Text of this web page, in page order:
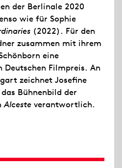
der Berlinale 2020
wie für Sophie
(2022). Für den
zusammen mit ihrem
eine
Filmpreis. An
zeichnet Josefine
Bühnenbild der
Alceste verantwortlich.